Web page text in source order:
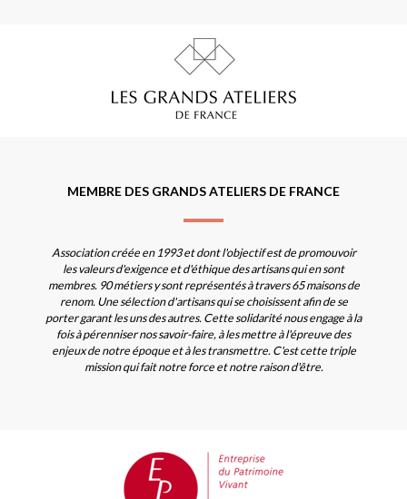
MEMBRE DES GRANDS ATELIERS DE FRANCE
Association créée en 1993 et dont l'objectif est de promouvoir
les valeurs d'exigence et d'éthique des artisans qui en sont
membres. 90 métiers y sont représentés à travers 65 maisons de
renom. Une sélection d'artisans qui se choisissent afin de se
porter garant les uns des autres. Cette solidarité nous engage à la
fois à pérenniser nos savoir-faire, à les mettre à l'épreuve des
enjeux de notre époque et à les transmettre. C'est cette triple
mission qui fait notre force et notre raison d'être.